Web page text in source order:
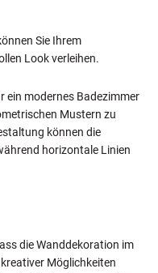
Sie Ihrem
Look verleihen.
ein modernes Badezimmer
Mustern zu
können die
horizontale Linien
die Wanddekoration im
Möglichkeiten